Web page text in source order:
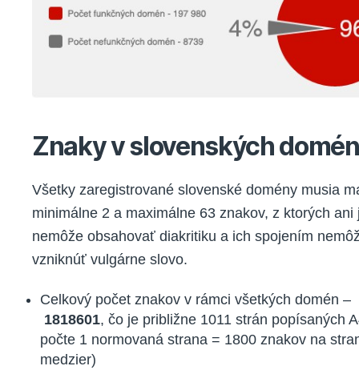
Znaky v slovenských
Všetky zaregistrované slovenské domény musia
minimálne 2 a maximálne 63 znakov, z ktorých ani
nemôže obsahovať diakritiku a ich spojením
vzniknúť vulgárne slovo.
Celkový počet znakov v rámci všetkých domén –
1818601, čo je približne 1011 strán popísaných
počte 1 normovaná strana = 1800 znakov na
medzier)